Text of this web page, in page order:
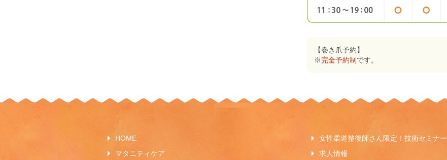
【巻き爪予約】
※完全予約制 です。
HOME
マタニティケア
女性柔道整復師さん限定！技術セミナー
求人情報